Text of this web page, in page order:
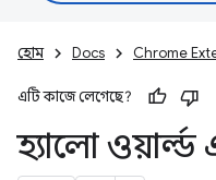
হোম Docs Chrome
এটি কাজে লেগেছে?
হ্যালো